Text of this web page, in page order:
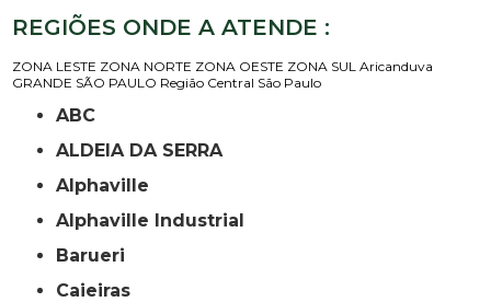
REGIÕES ONDE A ATENDE :
ZONA LESTE ZONA NORTE ZONA OESTE ZONA SUL Aricanduva
GRANDE SÃO PAULO Região Central São Paulo
ABC
ALDEIA DA SERRA
Alphaville
Alphaville Industrial
Barueri
Caieiras